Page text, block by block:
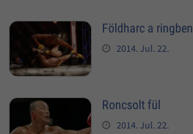
Földharc a ringben
2014. Jul. 22.
Roncsolt fül
2014. Jul. 22.